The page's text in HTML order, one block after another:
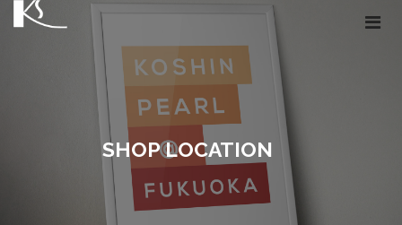
SHOP LOCATION